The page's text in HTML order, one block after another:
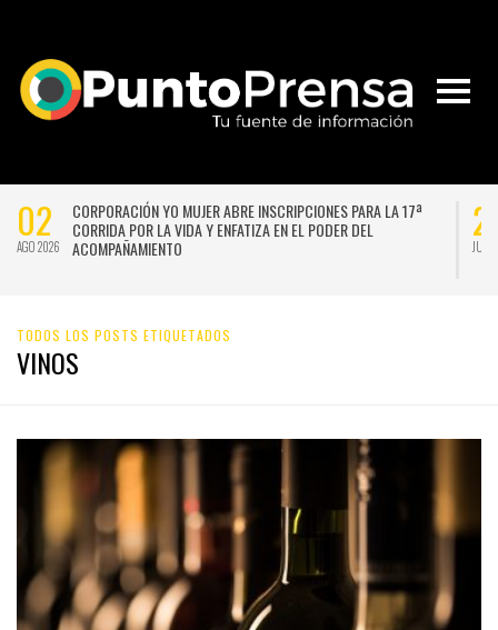
02
AGO 2026
CORPORACIÓN YO MUJER ABRE INSCRIPCIONES PARA LA 17ª
CORRIDA POR LA VIDA Y ENFATIZA EN EL PODER DEL
ACOMPAÑAMIENTO
JUL
TODOS LOS POSTS ETIQUETADOS
VINOS